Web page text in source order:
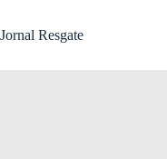
Jornal Resgate